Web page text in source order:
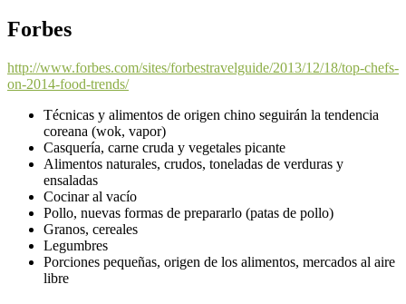
Forbes
http://www.forbes.com/sites/forbestravelguide/2013/12/18/top-chefs-
on-2014-food-trends/
Técnicas y alimentos de origen chino seguirán la tendencia
coreana (wok, vapor)
Casquería, carne cruda y vegetales picante
Alimentos naturales, crudos, toneladas de verduras y
ensaladas
Cocinar al vacío
Pollo, nuevas formas de prepararlo (patas de pollo)
Granos, cereales
Legumbres
Porciones pequeñas, origen de los alimentos, mercados al aire
libre